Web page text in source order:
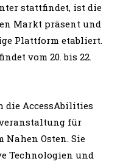
stattfindet, ist die
Markt präsent und
Plattform etabliert.
vom 20. bis 22.
die AccessAbilities
für
Osten. Sie
Technologien und